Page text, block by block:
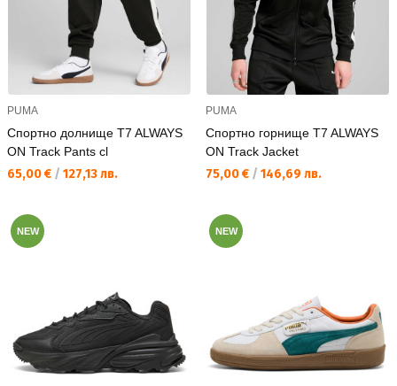
PUMA
Спортно долнище T7 ALWAYS
ON Track Pants cl
Текуща цена:
65,00 € / 127,13 лв.
PUMA
Спортно горнище T7 ALWAYS
ON Track Jacket
Текуща цена:
75,00 € / 146,69 лв.
NEW NEW